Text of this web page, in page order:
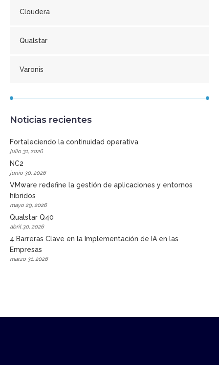
Cloudera
Qualstar
Varonis
Noticias recientes
Fortaleciendo la continuidad operativa
julio 31, 2026
NC2
junio 30, 2026
VMware redefine la gestión de aplicaciones y entornos
híbridos
mayo 29, 2026
Qualstar Q40
abril 30, 2026
4 Barreras Clave en la Implementación de IA en las
Empresas
marzo 31, 2026